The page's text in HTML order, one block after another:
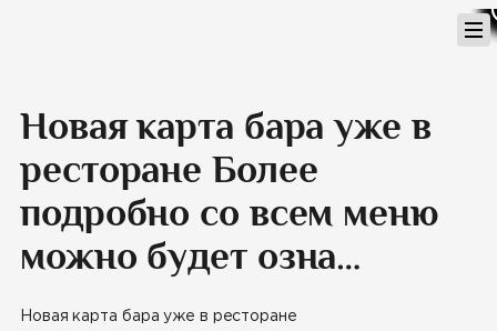
Новая карта бара уже в
ресторане Более
подробно со всем меню
можно будет озна…
Новая карта бара уже в ресторане